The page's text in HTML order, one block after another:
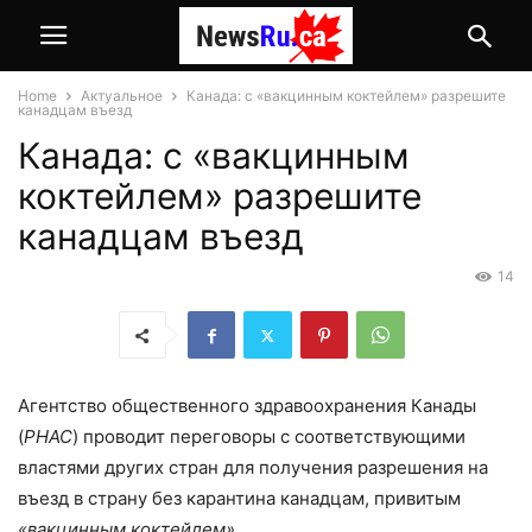
Home Актуальное
Канада: с «вакцинным коктейлем» разрешите
канадцам въезд
Канада: с «вакцинным
коктейлем» разрешите
канадцам въезд
14
Агентство общественного здравоохранения Канады
(PHAC) проводит переговоры с соответствующими
властями других стран для получения разрешения на
въезд в страну без карантина канадцам, привитым